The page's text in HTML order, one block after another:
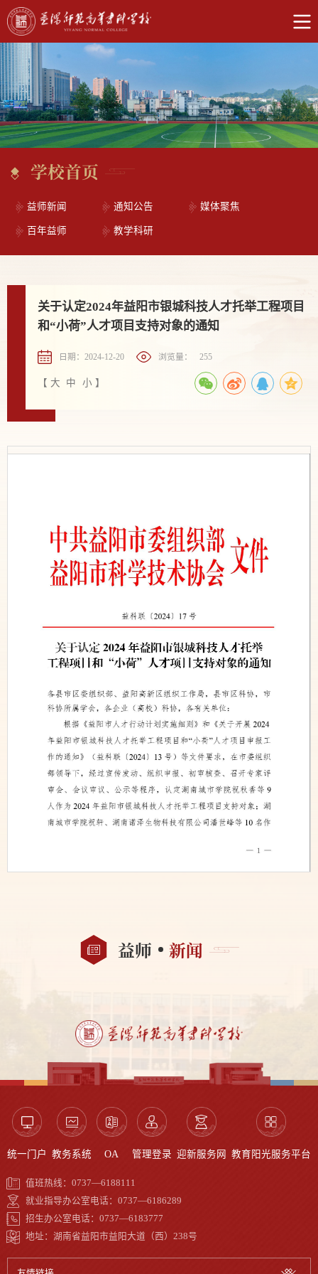
学校首页
益师新闻 通知公告 媒体聚焦
百年益师 教学科研
关于认定2024年益阳市银城科技人才托举工程项目
和“小荷”人才项目支持对象的通知
日期：2024-12-20 浏览量： 255
【 大 中 小 】
益师 新闻
统一门户 教务系统 OA 管理登录 迎新服务网 教育阳光服务平台
值班热线：0737—6188111
就业指导办公室电话：0737—6186289
招生办公室电话：0737—6183777
地址：湖南省益阳市益阳大道（西）238号